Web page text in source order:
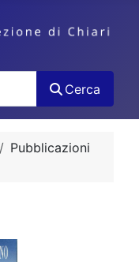
Cerca
Pubblicazioni